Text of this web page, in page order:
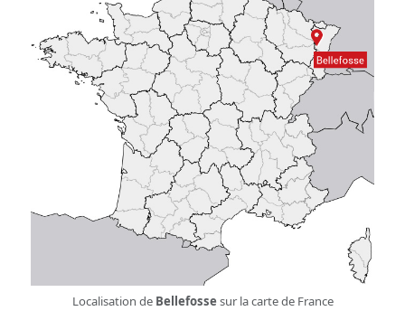
Localisation de Bellefossesur la carte de France